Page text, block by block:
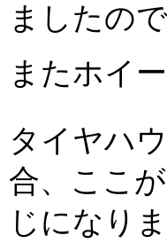
ましたの
またホイ
タイヤハ
合、ここ
じになりま